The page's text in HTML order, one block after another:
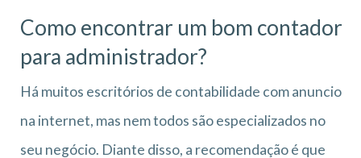
Como encontrar um bom contador
para administrador?
Há muitos escritórios de contabilidade com anuncio
na internet, mas nem todos são especializados no
seu negócio. Diante disso, a recomendação é que